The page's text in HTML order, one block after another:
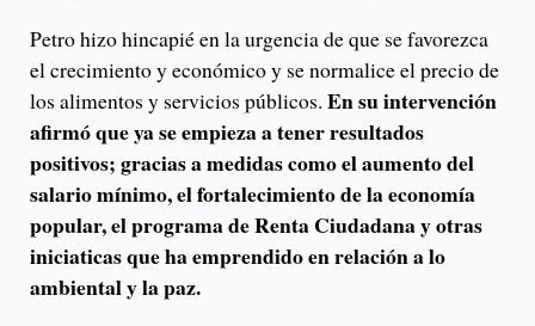
Petro hizo hincapié en la urgencia de que se favorezca
el crecimiento y económico y se normalice el precio de
los alimentos y servicios públicos. En su intervención
afirmó que ya se empieza a tener resultados
positivos; gracias a medidas como el aumento del
salario mínimo, el fortalecimiento de la economía
popular, el programa de Renta Ciudadana y otras
iniciaticas que ha emprendido en relación a lo
ambiental y la paz.